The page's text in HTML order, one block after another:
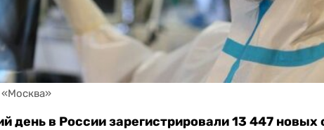
день в России зарегистрировали 13 447 новых